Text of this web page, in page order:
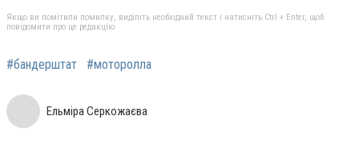
Якщо ви помітили помилку, виділіть необхідний текст і натисніть Ctrl + Enter, щоб
повідомити про це редакцію
#бандерштат #моторолла
Ельміра Серкожаєва